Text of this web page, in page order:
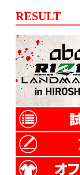
RESULT